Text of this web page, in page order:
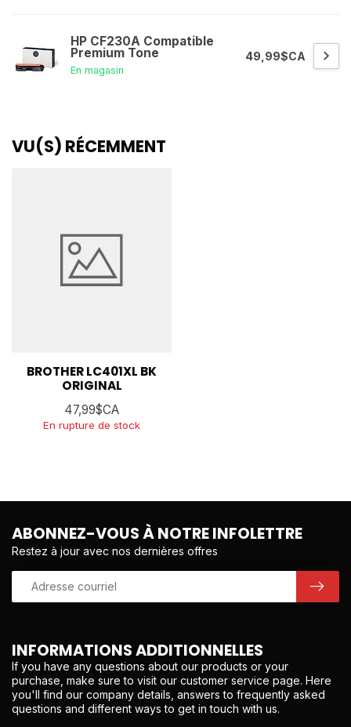
HP CF230A Compatible
Premium Tone
En magasin
49,99$CA
VU(S) RÉCEMMENT
BROTHER LC401XL BK
ORIGINAL
47,99$CA
En rupture de stock
INFORMATIONS ADDITIONNELLES
If you have any questions about our products or your
purchase, make sure to visit our customer service page. Here
you'll find our company details, answers to frequently asked
questions and different ways to get in touch with us.
ABONNEZ-VOUS À NOTRE INFOLETTRE
Restez à jour avec nos dernières offres